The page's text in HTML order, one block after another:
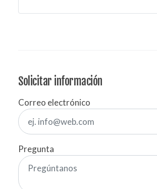
Solicitar información
Correo electrónico
Pregunta